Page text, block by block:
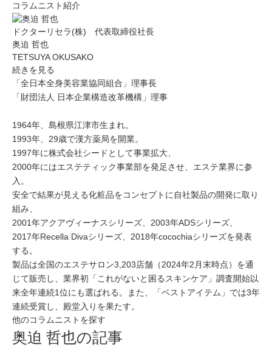
コラムニスト紹介
ドクターリセラ(株) 代表取締役社長
奥迫 哲也
TETSUYA OKUSAKO
続きを見る
「全日本全身美容業協同組合」理事長
「財団法人 日本企業構造改革機構」理事
1964年、島根県江津市生まれ。
1993年、29歳で漢方薬局を開業。
1997年に株式会社シードとして事業拡大、
2000年にはエステティック事業部を発足させ、エステ業界に参
入。
安全で結果が見える化粧品をコンセプトに自社製品の開発に取り
組み、
2001年アクアヴィーナスシリーズ、2003年ADSシリーズ、
2017年Recella Divaシリーズ、2018年cocochiaシリーズを発表
する。
製品は全国のエステサロン3,203店舗（2024年2月末時点）を通
じて販売し、業界初「これがないと困るスキンケア」調査開始以
来全年連続1位にも選ばれる。また、「ベストアイテム」では3年
連続受賞し、殿堂入りを果たす。
他のコラムニストを探す
奥迫 哲也の記事